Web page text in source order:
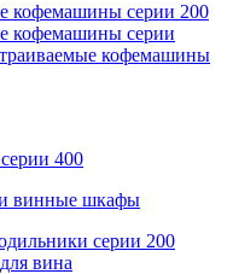
кофемашины серии 200
кофемашины серии
кофемашины
400
винные шкафы
серии 200
вина